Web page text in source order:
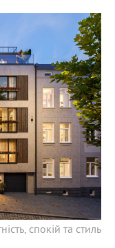
спокій та стиль